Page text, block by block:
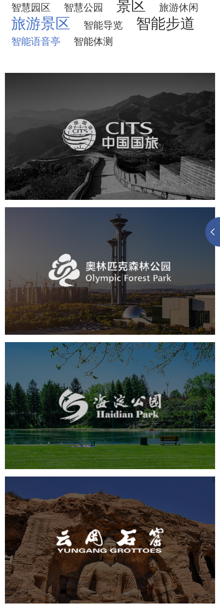
智慧园区 智慧公园 景区 旅游休闲
旅游景区 智能导览 智能步道
智能语音亭 智能体测
中国国旅
旅游休闲 电商网站 网站建设
奥体森林公园
旅游休闲 公园 AI人工智能
智慧公园
智慧体育公园
智能步道 智能大数据平台
海淀公园
旅游休闲 公园 AI人工智能 智慧公园
智能步道
智能大数据平台
AR太极 智能语音亭
云冈石窟
旅游休闲 景区网站建设 品牌官网
网页设计
景区